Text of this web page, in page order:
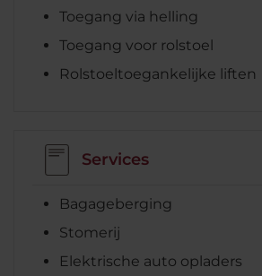
Toegang via helling
Toegang voor rolstoel
Rolstoeltoegankelijke liften
Services
Bagageberging
Stomerij
Elektrische auto opladers